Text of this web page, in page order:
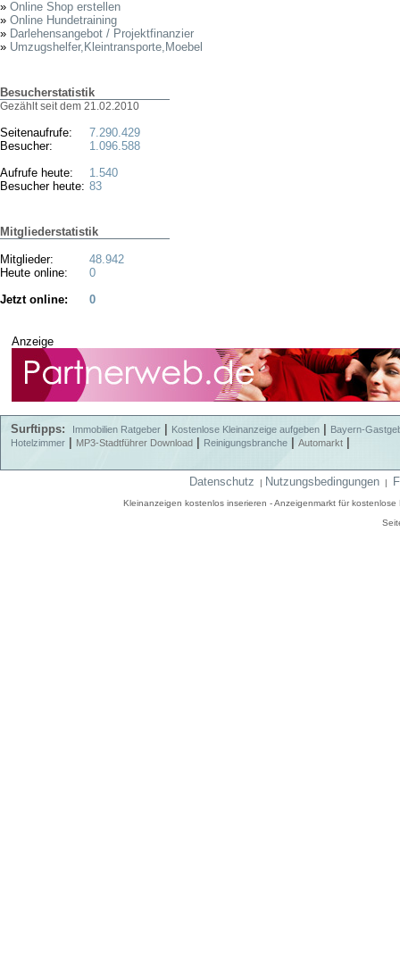
» Online Shop erstellen
» Online Hundetraining
» Darlehensangebot / Projektfinanzier
» Umzugshelfer,Kleintransporte,Moebel
Besucherstatistik
Gezählt seit dem 21.02.2010
Seitenaufrufe:
Besucher:
Aufrufe heute:
Besucher heute:
7.290.429
1.096.588
1.540
83
Mitgliederstatistik
Mitglieder:
Heute online:
48.942
0
Jetzt online:
0
Anzeige
Surftipps: Immobilien Ratgeber Kostenlose Kleinanzeige aufgeben
Bayern-
Hotelzimmer
MP3-Stadtführer Download Reinigungsbranche Automarkt
Datenschutz | Nutzungsbedingungen |
Kleinanzeigen kostenlos inserieren - Anzeigenmarkt für